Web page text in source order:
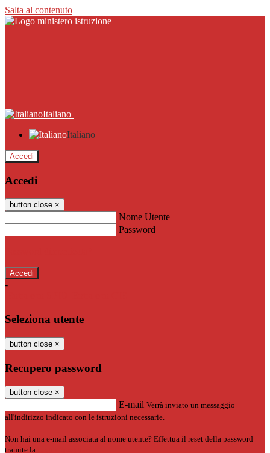
Salta al contenuto
Italiano
Italiano
Accedi
Accedi
button close ×
Nome Utente
Password
-
Seleziona utente
button close ×
Recupero password
button close ×
E-mail Verrà inviato un messaggio
all'indirizzo indicato con le istruzioni necessarie.
Non hai una e-mail associata al nome utente? Effettua il reset della password
tramite la